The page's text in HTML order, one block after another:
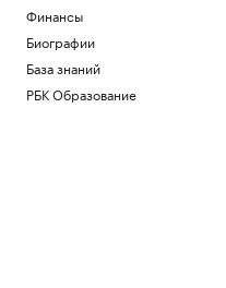
Финансы
Биографии
База знаний
РБК Образование